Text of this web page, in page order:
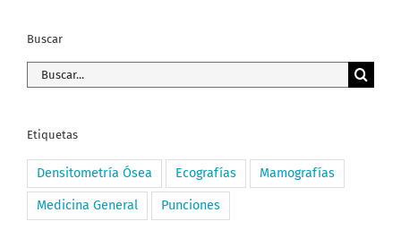
Buscar
Buscar:
Etiquetas
Densitometría Ósea Ecografías Mamografías
Medicina General Punciones